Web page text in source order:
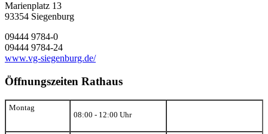
Marienplatz 13
93354 Siegenburg
09444 9784-0
09444 9784-24
www.vg-siegenburg.de/
Öffnungszeiten Rathaus
Montag
08:00 - 12:00 Uhr